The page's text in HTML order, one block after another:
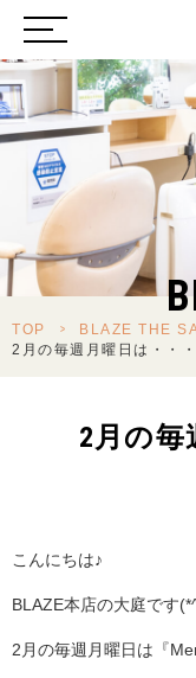
TOP > BLAZE THE
2月の毎週月曜日は・・
2月の毎
こんにちは♪
BLAZE本店の大庭です
2月の毎週月曜日は『